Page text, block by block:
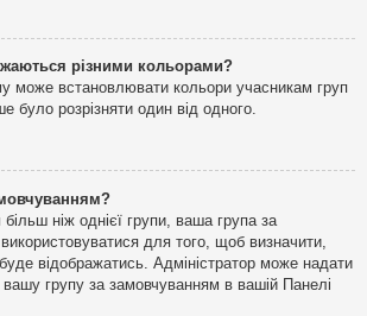
різними кольорами?
може встановлювати кольори учасникам груп
було розрізняти один від одного.
ніж однієї групи, ваша група за
для того, щоб визначити,
відображатись. Адміністратор може надати
групу за замовчуванням в вашій Панелі